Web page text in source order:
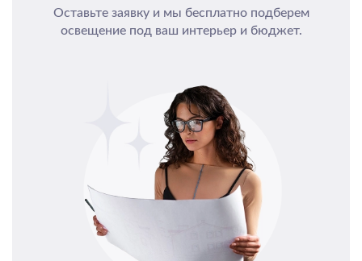
Оставьте заявку и мы бесплатно подберем
освещение под ваш интерьер и бюджет.